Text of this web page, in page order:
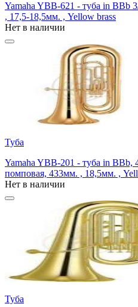
Yamaha YBB-621 - туба in BBb
, 17,5-18,5мм. , Yellow brass
Нет в наличии
Туба
Yamaha YBB-201 - туба in BBb,
помповая, 433мм. , 18,5мм. ,
Нет в наличии
Туба